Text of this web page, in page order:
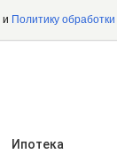
и Политику
Ипотека